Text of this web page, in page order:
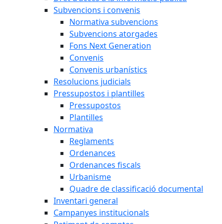
Subvencions i convenis
Normativa subvencions
Subvencions atorgades
Fons Next Generation
Convenis
Convenis urbanístics
Resolucions judicials
Pressupostos i plantilles
Pressupostos
Plantilles
Normativa
Reglaments
Ordenances
Ordenances fiscals
Urbanisme
Quadre de classificació documental
Inventari general
Campanyes institucionals